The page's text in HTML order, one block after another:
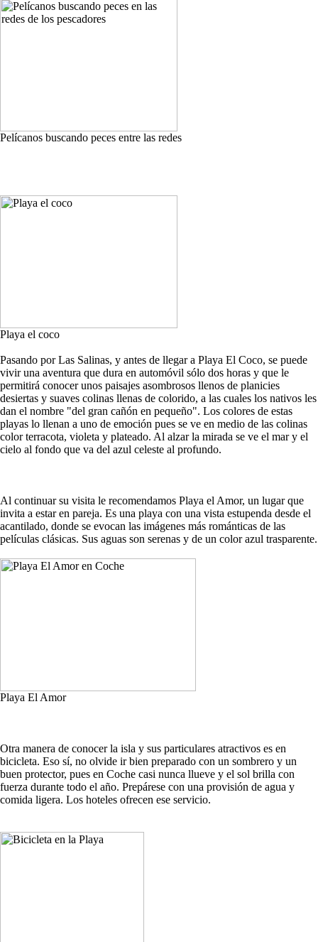
Pelícanos buscando peces entre las redes
Playa el coco
Pasando por Las Salinas, y antes de llegar a Playa El Coco, se puede
vivir una aventura que dura en automóvil sólo dos horas y que le
permitirá conocer unos paisajes asombrosos llenos de planicies
desiertas y suaves colinas llenas de colorido, a las cuales los nativos les
dan el nombre "del gran cañón en pequeño". Los colores de estas
playas lo llenan a uno de emoción pues se ve en medio de las colinas
color terracota, violeta y plateado. Al alzar la mirada se ve el mar y el
cielo al fondo que va del azul celeste al profundo.
Al continuar su visita le recomendamos Playa el Amor, un lugar que
invita a estar en pareja. Es una playa con una vista estupenda desde el
acantilado, donde se evocan las imágenes más románticas de las
películas clásicas. Sus aguas son serenas y de un color azul trasparente.
Playa El Amor
Otra manera de conocer la isla y sus particulares atractivos es en
bicicleta. Eso sí, no olvide ir bien preparado con un sombrero y un
buen protector, pues en Coche casi nunca llueve y el sol brilla con
fuerza durante todo el año. Prepárese con una provisión de agua y
comida ligera. Los hoteles ofrecen ese servicio.